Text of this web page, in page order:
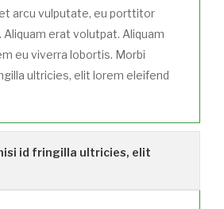
arcu vulputate, eu porttitor
erat volutpat. Aliquam
eu viverra lobortis. Morbi
ultricies, elit lorem eleifend
id fringilla ultricies, elit